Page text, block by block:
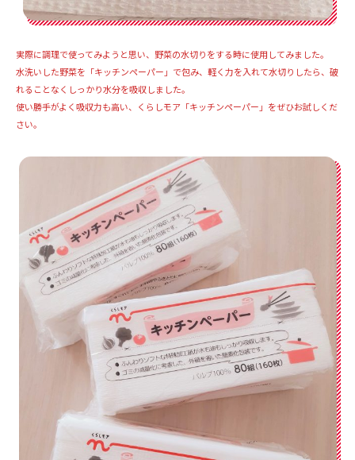
実際に調理で使ってみようと思い、野菜の水切りをする時に使用してみました。
水洗いした野菜を「キッチンペーパー」で包み、軽く力を入れて水切りしたら、破
れることなくしっかり水分を吸収しました。
使い勝手がよく吸収力も高い、くらしモア「キッチンペーパー」をぜひお試しくだ
さい。